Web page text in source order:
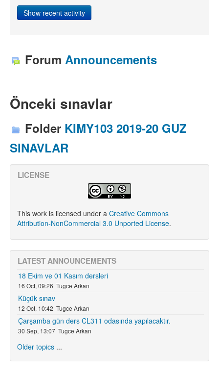
Forum Announcements
Önceki sınavlar
Folder KIMY103 2019-20 GUZ
SINAVLAR
LICENSE
This work is licensed under a Creative Commons
Attribution-NonCommercial 3.0 Unported License.
LATEST ANNOUNCEMENTS
16 Oct, 09:26 Tugce Arkan
18 Ekim ve 01 Kasım dersleri
12 Oct, 10:42 Tugce Arkan
Küçük sınav
30 Sep, 13:07 Tugce Arkan
Çarşamba gün ders CL311 odasında yapılacaktır.
Older topics ...